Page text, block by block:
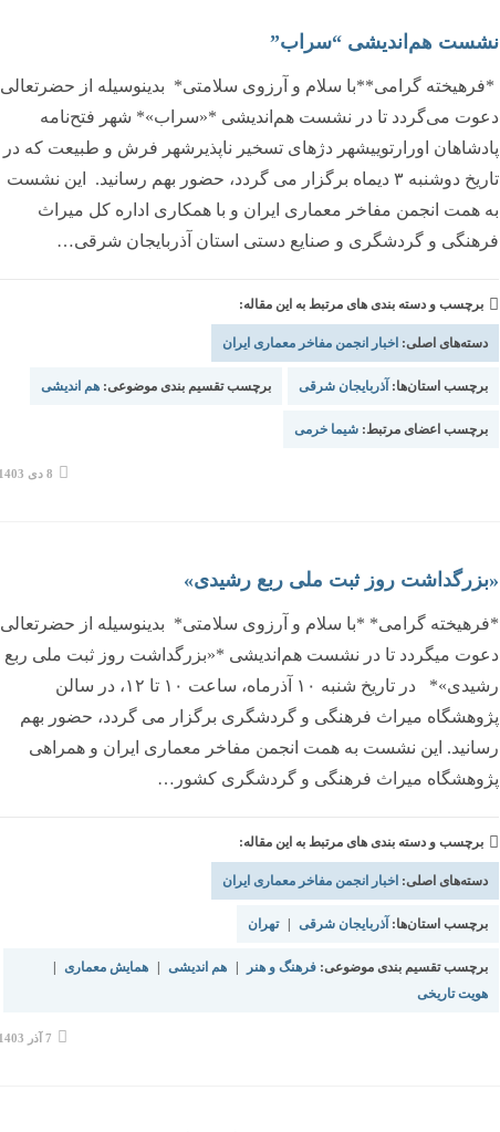
نشست هم‌اندیشی “سراب”
*فرهیخته گرامی**با سلام و آرزوی سلامتی* بدینوسیله از حضرتعالی
دعوت می‌گردد تا در نشست هم‌اندیشی *«سراب»* شهر فتح‌نامه
پادشاهان اورارتوییشهر دژهای تسخیر ناپذیرشهر فرش و طبیعت که در
تاریخ دوشنبه ۳ دیماه برگزار می گردد، حضور بهم رسانید. این نشست
به همت انجمن مفاخر معماری ایران و با همکاری اداره کل میراث
فرهنگی و گردشگری و صنایع دستی استان آذربایجان شرقی…
برچسب و دسته بندی های مرتبط به این مقاله:
دسته‌های اصلی: اخبار انجمن مفاخر معماری ایران
برچسب استان‌ها: آذربایجان شرقی برچسب تقسیم بندی موضوعی: هم اندیشی
برچسب اعضای مرتبط: شیما خرمی
نوشته
منتشر
8 دی 1403
«بزرگداشت روز ثبت ملی ربع رشیدی»
*فرهیخته گرامی* *با سلام و آرزوی سلامتی* بدینوسیله از حضرتعالی
دعوت میگردد تا در نشست هم‌اندیشی *«بزرگداشت روز ثبت ملی ربع
رشیدی»* در تاریخ شنبه ۱۰ آذرماه، ساعت ۱۰ تا ۱۲، در سالن
پژوهشگاه میراث فرهنگی و گردشگری برگزار می گردد، حضور بهم
رسانید. این نشست به همت انجمن مفاخر معماری ایران و همراهی
پژوهشگاه میراث فرهنگی و گردشگری کشور…
برچسب و دسته بندی های مرتبط به این مقاله:
دسته‌های اصلی: اخبار انجمن مفاخر معماری ایران
برچسب استان‌ها: آذربایجان شرقی تهران
برچسب تقسیم بندی موضوعی: فرهنگ و هنر هم اندیشی همایش معماری
هویت تاریخی
نوشته
منتشر
7 آذر 1403